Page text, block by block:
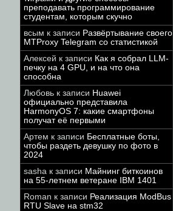
преподавать программирование
студентам, которым скучно
всым к записи Развёртывание своего
MTProxy Telegram со статистикой
Алексей к записи Как я собрал LLM-
печку на 4 GPU, и на что она
способна
Любовь к записи Huawei
официально представила
HarmonyOS 7: какие смартфоны
получат её первыми
Артем к записи Бесплатные боты,
чтобы раздеть девушку по фото в
2024
sasha к записи Майнинг биткоинов
на 55-летнем ветеране IBM 1401
Roman к записи Реализация ModBus
RTU Slave на stm32